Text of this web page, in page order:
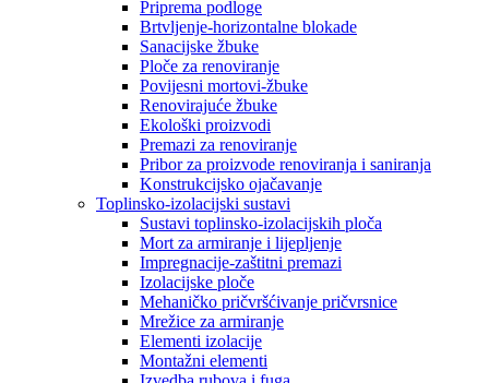
Priprema podloge
Brtvljenje-horizontalne blokade
Sanacijske žbuke
Ploče za renoviranje
Povijesni mortovi-žbuke
Renovirajuće žbuke
Ekološki proizvodi
Premazi za renoviranje
Pribor za proizvode renoviranja i saniranja
Konstrukcijsko ojačavanje
Toplinsko-izolacijski sustavi
Sustavi toplinsko-izolacijskih ploča
Mort za armiranje i lijepljenje
Impregnacije-zaštitni premazi
Izolacijske ploče
Mehaničko pričvršćivanje pričvrsnice
Mrežice za armiranje
Elementi izolacije
Montažni elementi